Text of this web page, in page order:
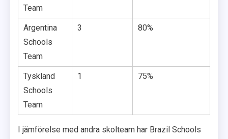
Team
Argentina
Schools
Team
3 80%
Tyskland
Schools
Team
1 75%
I jämförelse med andra skolteam har Brazil Schools